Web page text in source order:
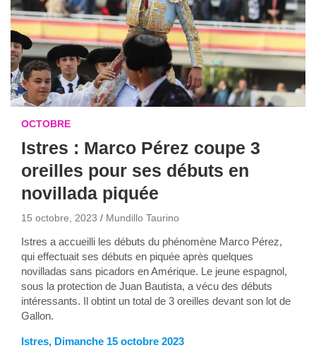
OCTOBRE
Istres : Marco Pérez coupe 3
oreilles pour ses débuts en
novillada piquée
15 octobre, 2023 Mundillo Taurino
Istres a accueilli les débuts du phénomène Marco Pérez,
qui effectuait ses débuts en piquée après quelques
novilladas sans picadors en Amérique. Le jeune espagnol,
sous la protection de Juan Bautista, a vécu des débuts
intéressants. Il obtint un total de 3 oreilles devant son lot de
Gallon.
Istres, Dimanche 15 octobre 2023